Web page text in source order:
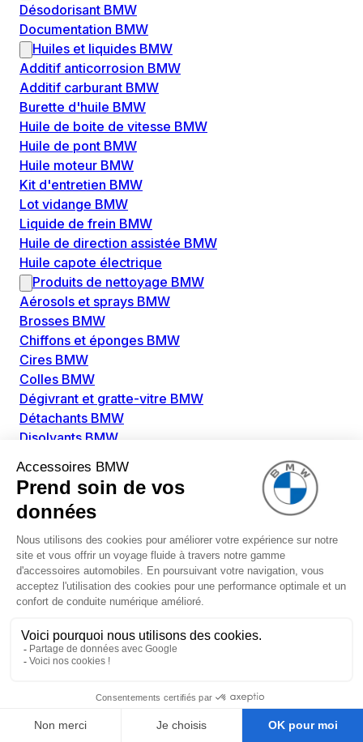
Désodorisant BMW
Documentation BMW
Huiles et liquides BMW
Additif anticorrosion BMW
Additif carburant BMW
Burette d'huile BMW
Huile de boite de vitesse BMW
Huile de pont BMW
Huile moteur BMW
Kit d'entretien BMW
Lot vidange BMW
Liquide de frein BMW
Huile de direction assistée BMW
Huile capote électrique
Produits de nettoyage BMW
Aérosols et sprays BMW
Brosses BMW
Chiffons et éponges BMW
Cires BMW
Colles BMW
Dégivrant et gratte-vitre BMW
Détachants BMW
Disolvants BMW
Nettoyant intérieur BMW
Nettoyant extérieur BMW
Pièces détachées BMW
Alimentation Carburant BMW
Boitier papillon BMW
Faisceau de câble pour réservoir avec pompe
d'aspiration BMW
Pompe à carburant BMW
Pompe diesel BMW
Bobines d'allumage BMW
Bougie de préchauffage BMW